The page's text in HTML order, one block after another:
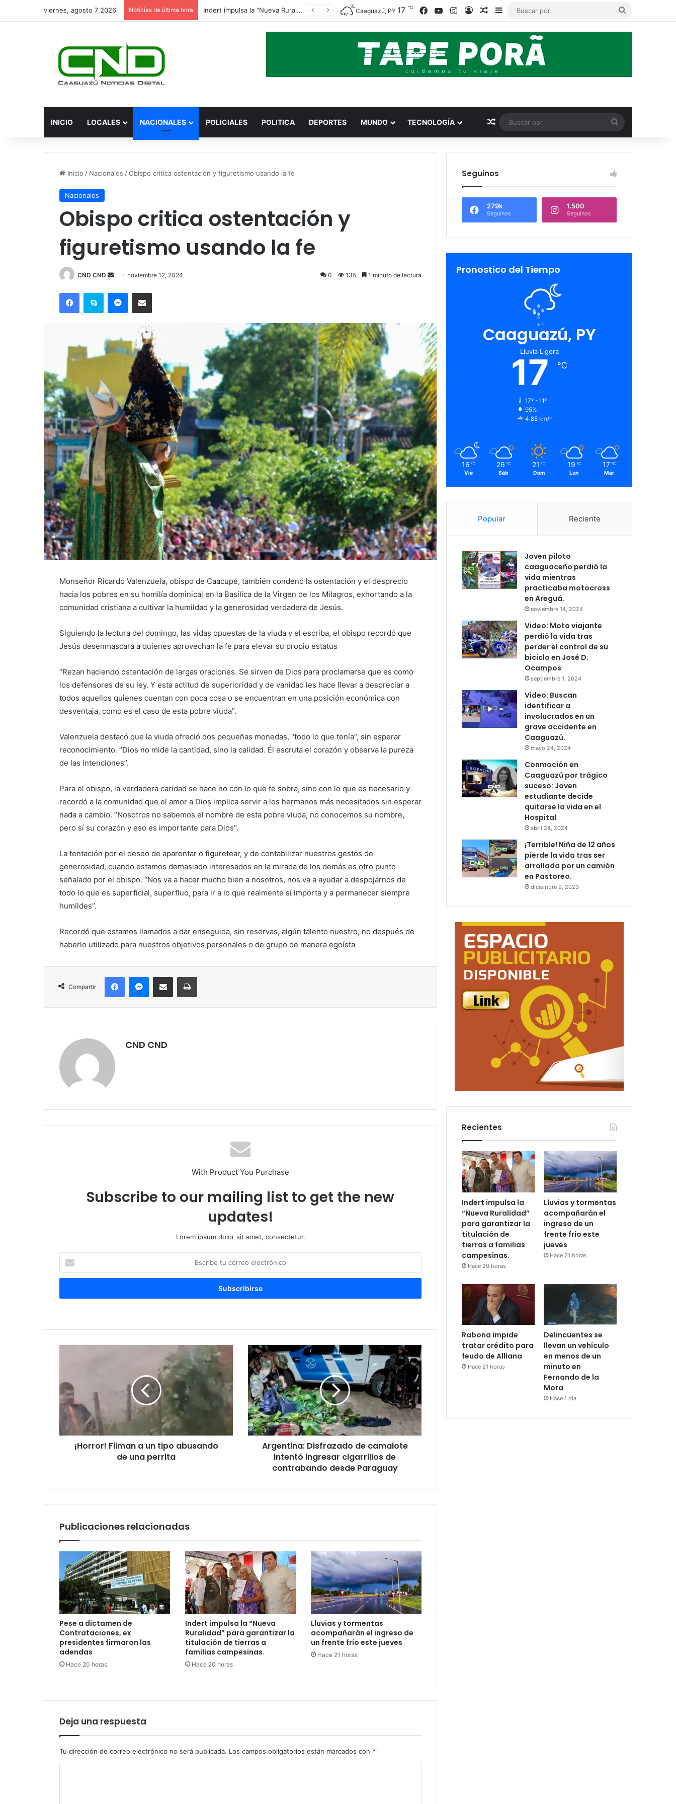
viernes, agosto 7 2026 Noticias de última hora Indert impulsa la “Nueva Ruralidad” para garantizar la titulación de tierras a familias campesinas. Caaguazú, PY 17 ℃ Facebook
YouTubeInstagram
AccesoPublicación al azar
Barra lateral
INICIO LOCALES NACIONALES POLICIALES POLITICA DEPORTES MUNDO TECNOLOGÍA Publicación al azar
por
Inicio / Nacionales /Obispo critica ostentación y figuretismo usando la fe
Nacionales
Obispo critica ostentación y
figuretismo usando la fe
CND CND
Send
email
noviembre 12, 2024 0 135 1 minuto de lectura
FacebookSkype MessengerCompartir por correo electrónico
Monseñor Ricardo Valenzuela, obispo de Caacupé, también condenó la ostentación y el desprecio
hacia los pobres en su homilía dominical en la Basílica de la Virgen de los Milagros, exhortando a la
comunidad cristiana a cultivar la humildad y la generosidad verdadera de Jesús.
Siguiendo la lectura del domingo, las vidas opuestas de la viuda y el escriba, el obispo recordó que
Jesús desenmascara a quienes aprovechan la fe para elevar su propio estatus
‘‘Rezan haciendo ostentación de largas oraciones. Se sirven de Dios para proclamarse que es como
los defensores de su ley. Y esta actitud de superioridad y de vanidad les hace llevar a despreciar a
todos aquellos quienes cuentan con poca cosa o se encuentran en una posición económica con
desventaja, como es el caso de esta pobre viuda’’.
Valenzuela destacó que la viuda ofreció dos pequeñas monedas, ‘‘todo lo que tenía’’, sin esperar
reconocimiento. “Dios no mide la cantidad, sino la calidad. Él escruta el corazón y observa la pureza
de las intenciones’’.
Para el obispo, la verdadera caridad se hace no con lo que te sobra, sino con lo que es necesario y
recordó a la comunidad que el amor a Dios implica servir a los hermanos más necesitados sin esperar
nada a cambio. ‘‘Nosotros no sabemos el nombre de esta pobre viuda, no conocemos su nombre,
pero sí su corazón y eso es importante para Dios’’.
La tentación por el deseo de aparentar o figuretear, y de contabilizar nuestros gestos de
generosidad, cuando estamos demasiado interesados en la mirada de los demás es otro punto
señalado por el obispo. ‘‘Nos va a hacer mucho bien a nosotros, nos va a ayudar a despojarnos de
todo lo que es superficial, superfluo, para ir a lo que realmente sí importa y a permanecer siempre
humildes’’.
Recordó que estamos llamados a dar enseguida, sin reservas, algún talento nuestro, no después de
haberlo utilizado para nuestros objetivos personales o de grupo de manera egoísta
Compartir
FacebookMessengerCompartir por correo electrónicoImprimir
CND CND
With Product You Purchase
Subscribe to our mailing list to get the new
updates!
Lorem ipsum dolor sit amet, consectetur.
correo
¡Horror! Filman a un tipo abusando
de una perrita
Argentina: Disfrazado de camalote
intentó ingresar cigarrillos de
contrabando desde Paraguay
Publicaciones relacionadas
Pese a dictamen de
Contrataciones, ex
presidentes firmaron las
adendas
Hace 20 horas
Indert impulsa la “Nueva
Ruralidad” para garantizar la
titulación de tierras a
familias campesinas.
Hace 20 horas
Lluvias y tormentas
acompañarán el ingreso de
un frente frío este jueves
Hace 21 horas
Deja una respuesta
Tu dirección de correo electrónico no será publicada. Los campos obligatorios están marcados con *
Seguinos
279k
Seguinos
1.500
Seguinos
Pronostico del Tiempo
Caaguazú, PY
Lluvia Ligera
17 ℃
17º - 11º
95%
4.85 km/h
16 ℃
Vie
26 ℃
Sáb
21 ℃
Dom
19 ℃
Lun
17 ℃
Mar
Popular Reciente
Joven piloto
caaguaceño perdió la
vida mientras
practicaba motocross
en Areguá.
noviembre 14, 2024
Video: Moto viajante
perdió la vida tras
perder el control de su
biciclo en José D.
Ocampos
septiembre 1, 2024
Video: Buscan
identificar a
involucrados en un
grave accidente en
Caaguazú.
mayo 24, 2024
Conmoción en
Caaguazú por trágico
suceso: Joven
estudiante decide
quitarse la vida en el
Hospital
abril 24, 2024
¡Terrible! Niña de 12 años
pierde la vida tras ser
arrollada por un camión
en Pastoreo.
diciembre 9, 2023
Recientes
Indert impulsa la
“Nueva Ruralidad”
para garantizar la
titulación de
tierras a familias
campesinas.
Hace 20 horas
Lluvias y tormentas
acompañarán el
ingreso de un
frente frío este
jueves
Hace 21 horas
Rabona impide
tratar crédito para
feudo de Alliana
Hace 21 horas
Delincuentes se
llevan un vehículo
en menos de un
minuto en
Fernando de la
Mora
Hace 1 día